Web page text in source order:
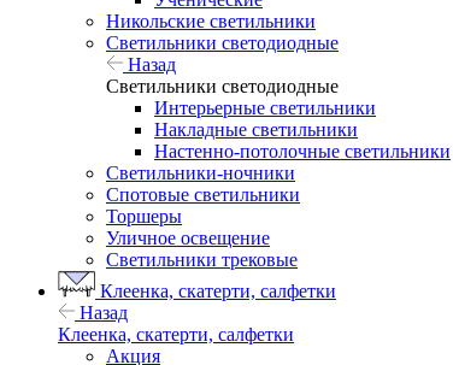
Никольские светильники
Светильники светодиодные
Назад
Светильники светодиодные
Интерьерные светильники
Накладные светильники
Настенно-потолочные светильники
Светильники-ночники
Спотовые светильники
Торшеры
Уличное освещение
Светильники трековые
Клеенка, скатерти, салфетки
Назад
Клеенка, скатерти, салфетки
Акция